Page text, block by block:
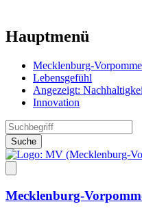
Hauptmenü
Mecklenburg-
Lebensgefühl
Angezeigt:
Innovation
Suche
Mecklenburg-